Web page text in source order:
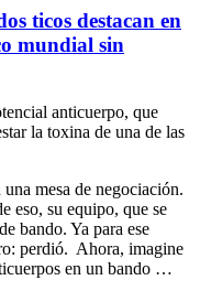
ticos destacan en
mundial sin
anticuerpo, que
la toxina de una de las
mesa de negociación.
eso, su equipo, que se
bando. Ya para ese
perdió. Ahora, imagine
en un bando …